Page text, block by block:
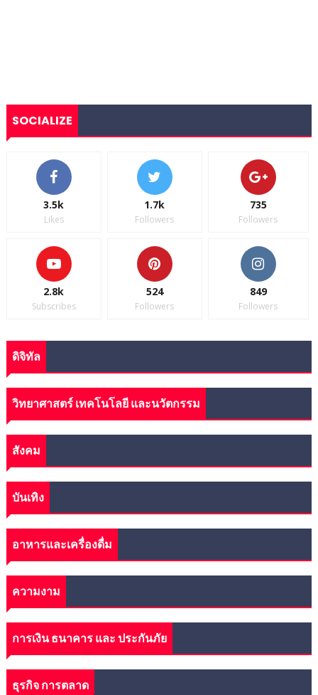
SOCIALIZE
3.5k
Likes
1.7k
Followers
735
Followers
2.8k
Subscribes
524
Followers
849
Followers
ดิจิทัล
วิทยาศาสตร์ เทคโนโลยี และนวัตกรรม
สังคม
บันเทิง
อาหารและเครื่องดื่ม
ความงาม
การเงิน ธนาคาร และ ประกันภัย
ธุรกิจ การตลาด